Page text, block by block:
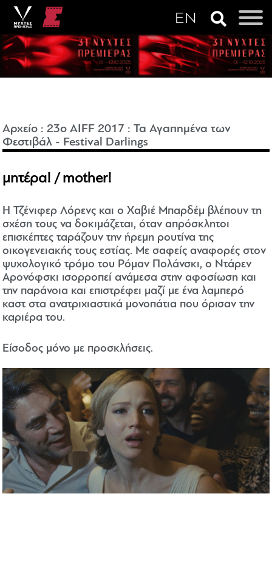
Αρχείο :23o AIFF 2017 :Τα Αγαπημένα των
Φεστιβάλ - Festival Darlings
μητέρα! / mother!
Η Τζένιφερ Λόρενς και ο Χαβιέ Μπαρδέμ βλέπουν τη
σχέση τους να δοκιμάζεται, όταν απρόσκλητοι
επισκέπτες ταράζουν την ήρεμη ρουτίνα της
οικογενειακής τους εστίας. Με σαφείς αναφορές στον
ψυχολογικό τρόμο του Ρόμαν Πολάνσκι, ο Ντάρεν
Αρονόφσκι ισορροπεί ανάμεσα στην αφοσίωση και
την παράνοια και επιστρέφει μαζί με ένα λαμπερό
καστ στα ανατριχιαστικά μονοπάτια που όρισαν την
καριέρα του.
Είσοδος μόνο με προσκλήσεις.